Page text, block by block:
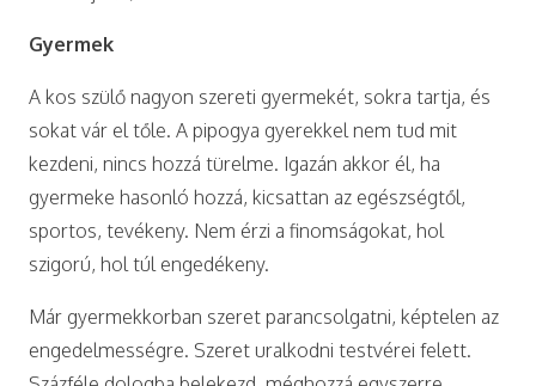
Gyermek
A kos szülő nagyon szereti gyermekét, sokra tartja, és
sokat vár el tőle. A pipogya gyerekkel nem tud mit
kezdeni, nincs hozzá türelme. Igazán akkor él, ha
gyermeke hasonló hozzá, kicsattan az egészségtől,
sportos, tevékeny. Nem érzi a finomságokat, hol
szigorú, hol túl engedékeny.
Már gyermekkorban szeret parancsolgatni, képtelen az
engedelmességre. Szeret uralkodni testvérei felett.